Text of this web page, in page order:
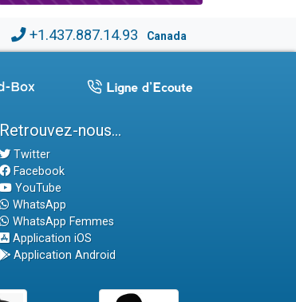
+1.437.887.14.93 Canada
Retrouvez-nous...
Twitter
Facebook
YouTube
WhatsApp
WhatsApp Femmes
Application iOS
Application Android